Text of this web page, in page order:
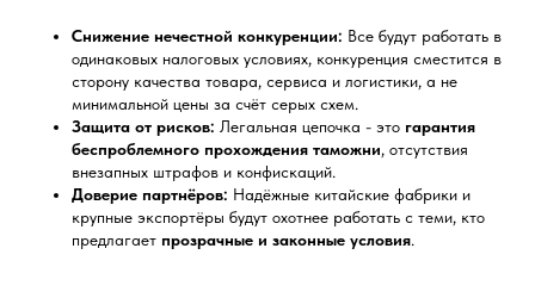
Снижение нечестной конкуренции: Все будут работать в
одинаковых налоговых условиях, конкуренция сместится в
сторону качества товара, сервиса и логистики, а не
минимальной цены за счёт серых схем.
Защита от рисков: Легальная цепочка - это гарантия
беспроблемного прохождения таможни, отсутствия
внезапных штрафов и конфискаций.
Доверие партнёров: Надёжные китайские фабрики и
крупные экспортёры будут охотнее работать с теми, кто
предлагает прозрачные и законные условия.